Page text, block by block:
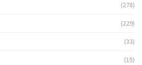
(278)
(229)
(33)
(15)